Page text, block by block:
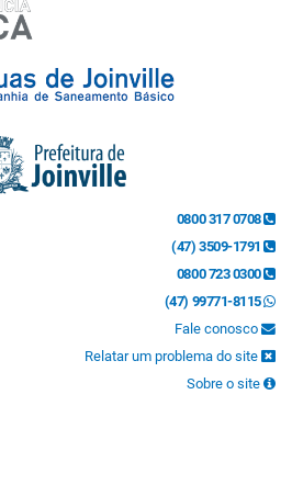
0800 317 0708
(47) 3509-1791
0800 723 0300
(47) 99771-8115
Fale conosco
Relatar um problema do site
Sobre o site